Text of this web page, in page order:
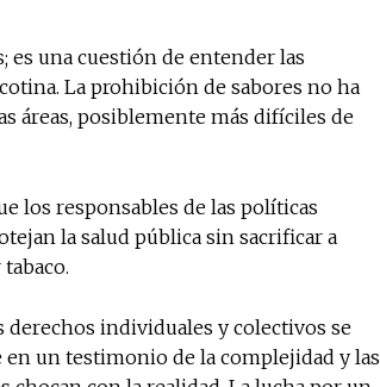
es una cuestión de entender las
La prohibición de sabores no ha
áreas, posiblemente más difíciles de
los responsables de las políticas
la salud pública sin sacrificar a
derechos individuales y colectivos se
un testimonio de la complejidad y las